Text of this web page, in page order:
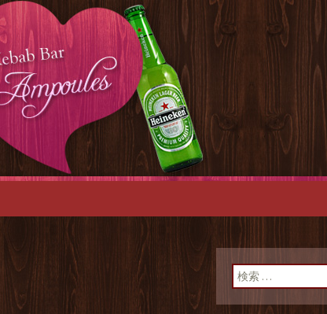
ィースペー
ブバーアンプル」は、グルグルチ
検索: